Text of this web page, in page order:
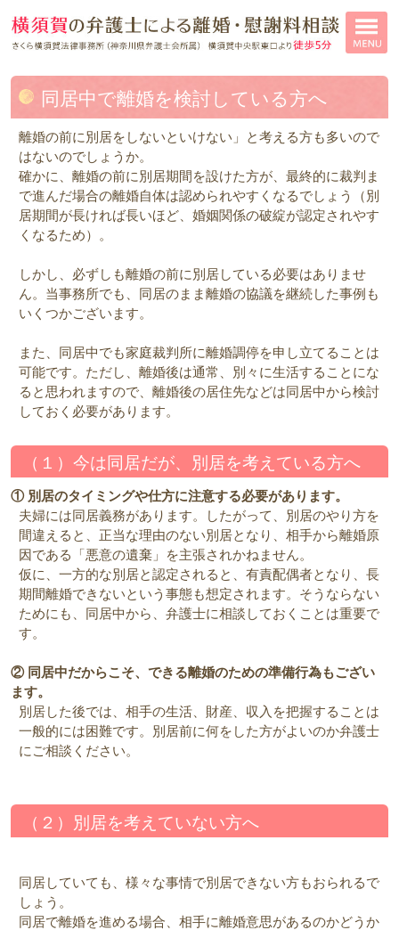
同居中で離婚を検討している方へ
離婚の前に別居をしないといけない」と考える方も多いので
はないのでしょうか。
確かに、離婚の前に別居期間を設けた方が、最終的に裁判ま
で進んだ場合の離婚自体は認められやすくなるでしょう（別
居期間が長ければ長いほど、婚姻関係の破綻が認定されやす
くなるため）。
しかし、 必ずしも離婚の前に別居している必要はありませ
ん。 当事務所でも、同居のまま離婚の協議を継続した事例も
いくつかございます。
また、同居中でも家庭裁判所に離婚調停を申し立てることは
可能です。ただし、離婚後は通常、別々に生活することにな
ると思われますので、離婚後の居住先などは同居中から検討
しておく必要があります。
（１）今は同居だが、別居を考えている方へ
① 別居のタイミングや仕方に注意する必要があります。
夫婦には同居義務があります。したがって、 別居のやり方を
間違えると、正当な理由のない別居となり、相手から離婚原
因である「悪意の遺棄」を主張されかねません。
仮に、一方的な別居と認定されると、有責配偶者となり、長
期間離婚できないという事態も想定されます。そうならない
ためにも、同居中から、弁護士に相談しておくことは重要で
す。
② 同居中だからこそ、できる離婚のための準備行為もござい
ます。
別居した後では、相手の生活、財産、収入を把握することは
一般的には困難です。別居前に何をした方がよいのか弁護士
にご相談ください。
（２）別居を考えていない方へ
同居していても、様々な事情で別居できない方もおられるで
しょう。
同居で離婚を進める場合、相手に離婚意思があるのかどうか